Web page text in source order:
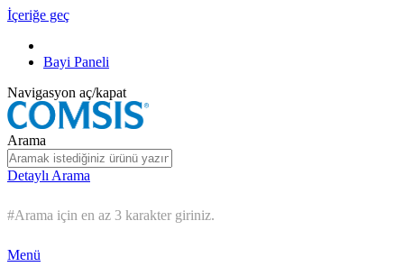
İçeriğe geç
Bayi Paneli
Navigasyon aç/kapat
Arama
Detaylı Arama
#Arama için en az 3 karakter giriniz.
Menü